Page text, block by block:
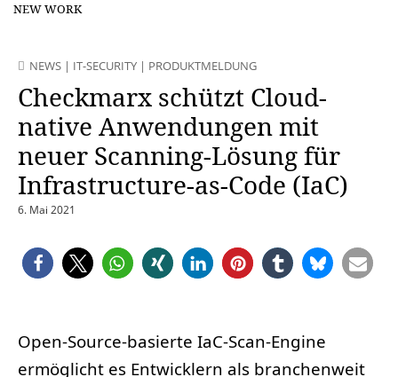
NEW WORK
NEWS | IT-SECURITY | PRODUKTMELDUNG
Checkmarx schützt Cloud-
native Anwendungen mit
neuer Scanning-Lösung für
Infrastructure-as-Code (IaC)
6. Mai 2021
Open-Source-basierte IaC-Scan-Engine
ermöglicht es Entwicklern als branchenweit